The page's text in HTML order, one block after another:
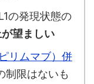
の発現状態の
が望ましい
リムマブ）併
制限はないも